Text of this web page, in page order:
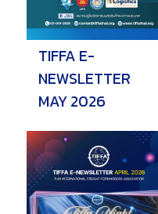
TIFFA E-
NEWSLETTER
MAY 2026